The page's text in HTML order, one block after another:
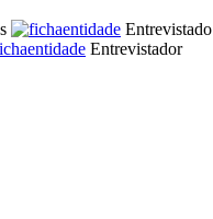
Entrevistado
Entrevistador